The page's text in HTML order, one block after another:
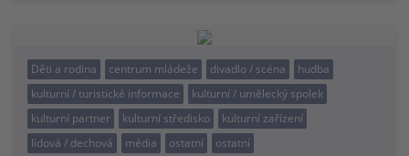
Děti a rodina centrum mládeže divadlo / scéna
hudba
kulturní / turistické informace
kulturní / umělecký spolek
kulturní partner
kulturní středisko
kulturní zařízení
lidová / dechová
média ostatní
ostatní